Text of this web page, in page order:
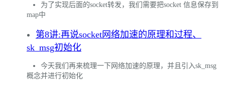
为了实现后面的socket转发，我们需要把socket 信息保存到
map中
第8讲:再说socket网络加速的原理和过程、
sk_msg初始化
今天我们再来梳理一下网络加速的原理，并且引入sk_msg
概念并进行初始化